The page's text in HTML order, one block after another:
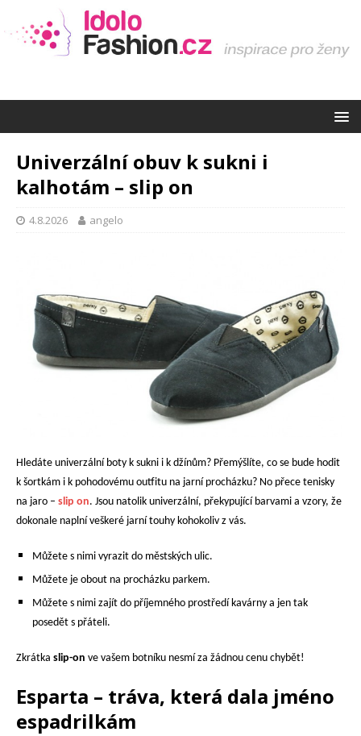
Univerzální obuv k sukni i
kalhotám – slip on
4.8.2026 angelo
Hledáte univerzální boty k sukni i k džínům? Přemýšlíte, co se bude hodit
k šortkám i k pohodovému outfitu na jarní procházku? No přece tenisky
na jaro – slip on. Jsou natolik univerzální, překypující barvami a vzory, že
dokonale naplní veškeré jarní touhy kohokoliv z vás.
Můžete s nimi vyrazit do městských ulic.
Můžete je obout na procházku parkem.
Můžete s nimi zajít do příjemného prostředí kavárny a jen tak
posedět s přáteli.
Zkrátka slip-on ve vašem botníku nesmí za žádnou cenu chybět!
Esparta – tráva, která dala jméno
espadrilkám